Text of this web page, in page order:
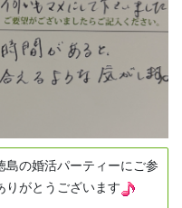
島の婚活パーティーにご参
りがとうございます